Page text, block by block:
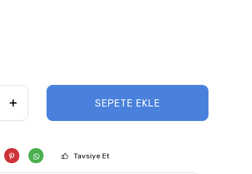
SEPETE EKLE
Tavsiye Et